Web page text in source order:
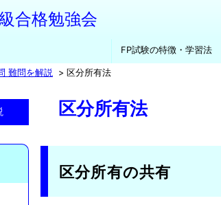
合格勉強会
FP試験の特徴・学習法
難問を解説 区分所有法
区分所有法
区分所有の共有